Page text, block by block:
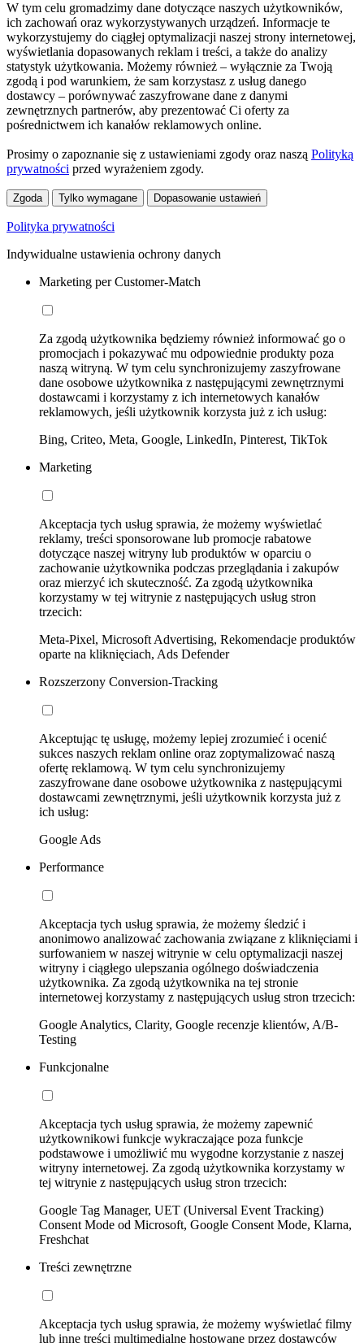
W tym celu gromadzimy dane dotyczące naszych użytkowników,
ich zachowań oraz wykorzystywanych urządzeń. Informacje te
wykorzystujemy do ciągłej optymalizacji naszej strony internetowej,
wyświetlania dopasowanych reklam i treści, a także do analizy
statystyk użytkowania. Możemy również – wyłącznie za Twoją
zgodą i pod warunkiem, że sam korzystasz z usług danego
dostawcy – porównywać zaszyfrowane dane z danymi
zewnętrznych partnerów, aby prezentować Ci oferty za
pośrednictwem ich kanałów reklamowych online.
Prosimy o zapoznanie się z ustawieniami zgody oraz naszą Polityką
prywatności przed wyrażeniem zgody.
Zgoda Tylko wymagane Dopasowanie ustawień
Polityka prywatności
Indywidualne ustawienia ochrony danych
Marketing per Customer-Match
Za zgodą użytkownika będziemy również informować go o
promocjach i pokazywać mu odpowiednie produkty poza
naszą witryną. W tym celu synchronizujemy zaszyfrowane
dane osobowe użytkownika z następującymi zewnętrznymi
dostawcami i korzystamy z ich internetowych kanałów
reklamowych, jeśli użytkownik korzysta już z ich usług:
Bing, Criteo, Meta, Google, LinkedIn, Pinterest, TikTok
Marketing
Akceptacja tych usług sprawia, że możemy wyświetlać
reklamy, treści sponsorowane lub promocje rabatowe
dotyczące naszej witryny lub produktów w oparciu o
zachowanie użytkownika podczas przeglądania i zakupów
oraz mierzyć ich skuteczność. Za zgodą użytkownika
korzystamy w tej witrynie z następujących usług stron
trzecich:
Meta-Pixel, Microsoft Advertising, Rekomendacje produktów
oparte na kliknięciach, Ads Defender
Rozszerzony Conversion-Tracking
Akceptując tę usługę, możemy lepiej zrozumieć i ocenić
sukces naszych reklam online oraz zoptymalizować naszą
ofertę reklamową. W tym celu synchronizujemy
zaszyfrowane dane osobowe użytkownika z następującymi
dostawcami zewnętrznymi, jeśli użytkownik korzysta już z
ich usług:
Google Ads
Performance
Akceptacja tych usług sprawia, że możemy śledzić i
anonimowo analizować zachowania związane z kliknięciami i
surfowaniem w naszej witrynie w celu optymalizacji naszej
witryny i ciągłego ulepszania ogólnego doświadczenia
użytkownika. Za zgodą użytkownika na tej stronie
internetowej korzystamy z następujących usług stron trzecich:
Google Analytics, Clarity, Google recenzje klientów, A/B-
Testing
Funkcjonalne
Akceptacja tych usług sprawia, że możemy zapewnić
użytkownikowi funkcje wykraczające poza funkcje
podstawowe i umożliwić mu wygodne korzystanie z naszej
witryny internetowej. Za zgodą użytkownika korzystamy w
tej witrynie z następujących usług stron trzecich:
Google Tag Manager, UET (Universal Event Tracking)
Consent Mode od Microsoft, Google Consent Mode, Klarna,
Freshchat
Treści zewnętrzne
Akceptacja tych usług sprawia, że możemy wyświetlać filmy
lub inne treści multimedialne hostowane przez dostawców